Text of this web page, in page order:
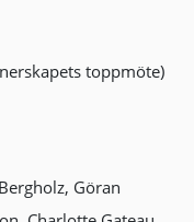
toppmöte)
Göran